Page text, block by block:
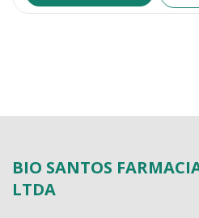
BIO SANTOS
LTDA